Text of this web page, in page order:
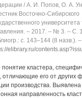
/ А. И. Попов, О. А.
Восточно-Сибирского
университета
‒ 2017. ‒ № 3. ‒ C.
с. 143‒144 (8 назв.).
elibrary.ru/
понятие кластера,
отличающие его от других
производства. Выявлена
направленность